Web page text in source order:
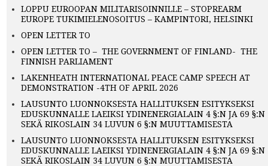
LOPPU EUROOPAN MILITARISOINNILLE – STOPREARM
EUROPE TUKIMIELENOSOITUS – KAMPINTORI, HELSINKI
OPEN LETTER TO
OPEN LETTER TO – THE GOVERNMENT OF FINLAND- THE
FINNISH PARLIAMENT
LAKENHEATH INTERNATIONAL PEACE CAMP SPEECH AT
DEMONSTRATION -4TH OF APRIL 2026
LAUSUNTO LUONNOKSESTA HALLITUKSEN ESITYKSEKSI
EDUSKUNNALLE LAEIKSI YDINENERGIALAIN 4 §:N JA 69 §:N
SEKÄ RIKOSLAIN 34 LUVUN 6 §:N MUUTTAMISESTA
LAUSUNTO LUONNOKSESTA HALLITUKSEN ESITYKSEKSI
EDUSKUNNALLE LAEIKSI YDINENERGIALAIN 4 §:N JA 69 §:N
SEKÄ RIKOSLAIN 34 LUVUN 6 §:N MUUTTAMISESTA